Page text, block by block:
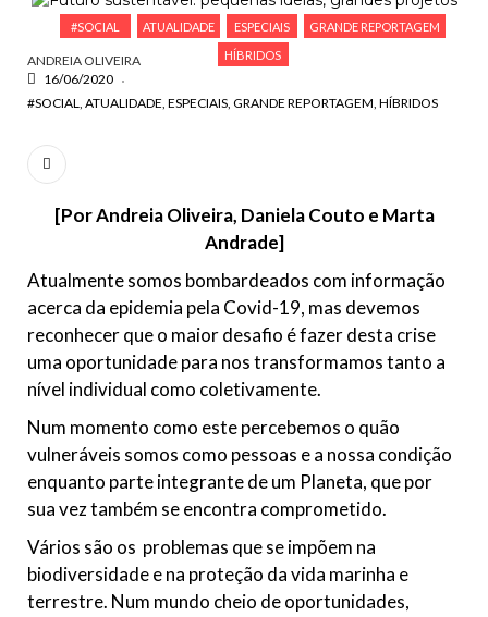
ESCREVA O QUE PROCURA E PRIMA ENTER
#SOCIAL ATUALIDADE ESPECIAIS
GRANDE REPORTAGEM
HÍBRIDOS
ANDREIA OLIVEIRA
16/06/2020
#SOCIAL ATUALIDADE ESPECIAIS GRANDE REPORTAGEM HÍBRIDOS
[Por Andreia Oliveira, Daniela Couto e Marta
Andrade]
Atualmente somos bombardeados com informação
acerca da epidemia pela Covid-19, mas devemos
reconhecer que o maior desafio é fazer desta crise
uma oportunidade para nos transformamos tanto a
nível individual como coletivamente.
Num momento como este percebemos o quão
vulneráveis somos como pessoas e a nossa condição
enquanto parte integrante de um Planeta, que por
sua vez também se encontra comprometido.
Vários são os problemas que se impõem na
biodiversidade e na proteção da vida marinha e
terrestre. Num mundo cheio de oportunidades,